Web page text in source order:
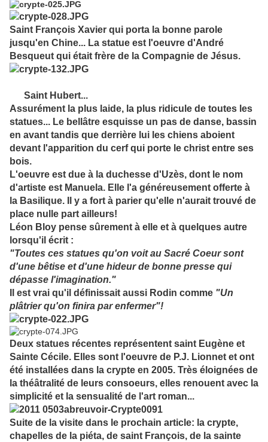
Saint François Xavier qui porta la bonne parole
jusqu'en Chine... La statue est l'oeuvre d'André
Besqueut qui était frère de la Compagnie de Jésus.
Saint Hubert...
Assurément la plus laide, la plus ridicule de toutes les
statues... Le bellâtre esquisse un pas de danse, bassin
en avant tandis que derrière lui les chiens aboient
devant l'apparition du cerf qui porte le christ entre ses
bois.
L'oeuvre est due à la duchesse d'Uzès, dont le nom
d'artiste est Manuela. Elle l'a généreusement offerte à
la Basilique. Il y a fort à parier qu'elle n'aurait trouvé de
place nulle part ailleurs!
Léon Bloy pense sûrement à elle et à quelques autre
lorsqu'il écrit :
"Toutes ces statues qu'on voit au Sacré Coeur sont
d'une bêtise et d'une hideur de bonne presse qui
dépasse l'imagination."
Il est vrai qu'il définissait aussi Rodin comme "Un
plâtrier qu'on finira par enfermer"!
Deux statues récentes représentent saint Eugène et
Sainte Cécile. Elles sont l'oeuvre de P.J. Lionnet et ont
été installées dans la crypte en 2005. Très éloignées de
la théâtralité de leurs consoeurs, elles renouent avec la
simplicité et la sensualité de l'art roman...
Suite de la visite dans le prochain article: la crypte,
chapelles de la piéta, de saint François, de la sainte